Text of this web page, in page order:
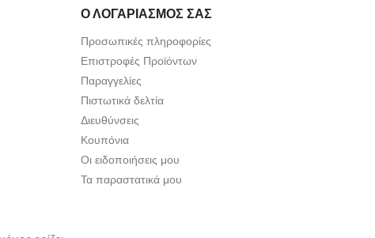
Ο ΛΟΓΑΡΙΑΣΜΌΣ ΣΑΣ
Προσωπικές πληροφορίες
Επιστροφές Προϊόντων
Παραγγελίες
Πιστωτικά δελτία
Διευθύνσεις
Κουπόνια
Οι ειδοποιήσεις μου
Τα παραστατικά μου